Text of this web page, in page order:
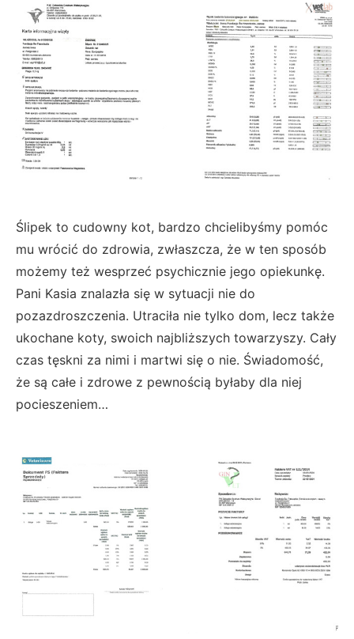
Ślipek to cudowny kot, bardzo chcielibyśmy pomóc
mu wrócić do zdrowia, zwłaszcza, że w ten sposób
możemy też wesprzeć psychicznie jego opiekunkę.
Pani Kasia znalazła się w sytuacji nie do
pozazdroszczenia. Utraciła nie tylko dom, lecz także
ukochane koty, swoich najbliższych towarzyszy. Cały
czas tęskni za nimi i martwi się o nie. Świadomość,
że są całe i zdrowe z pewnością byłaby dla niej
pocieszeniem…